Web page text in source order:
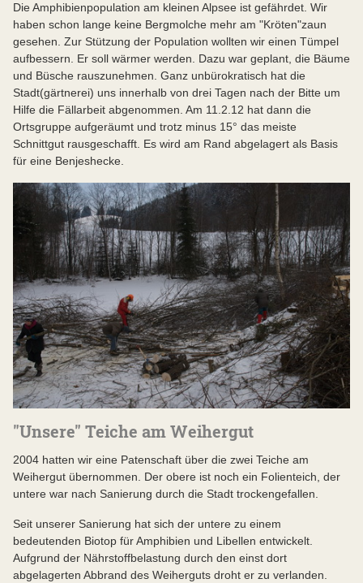
Die Amphibienpopulation am kleinen Alpsee ist gefährdet. Wir
haben schon lange keine Bergmolche mehr am "Kröten"zaun
gesehen. Zur Stützung der Population wollten wir einen Tümpel
aufbessern. Er soll wärmer werden. Dazu war geplant, die Bäume
und Büsche rauszunehmen. Ganz unbürokratisch hat die
Stadt(gärtnerei) uns innerhalb von drei Tagen nach der Bitte um
Hilfe die Fällarbeit abgenommen. Am 11.2.12 hat dann die
Ortsgruppe aufgeräumt und trotz minus 15° das meiste
Schnittgut rausgeschafft. Es wird am Rand abgelagert als Basis
für eine Benjeshecke.
"Unsere" Teiche am Weihergut
2004 hatten wir eine Patenschaft über die zwei Teiche am
Weihergut übernommen. Der obere ist noch ein Folienteich, der
untere war nach Sanierung durch die Stadt trockengefallen.
Seit unserer Sanierung hat sich der untere zu einem
bedeutenden Biotop für Amphibien und Libellen entwickelt.
Aufgrund der Nährstoffbelastung durch den einst dort
abgelagerten Abbrand des Weiherguts droht er zu verlanden.